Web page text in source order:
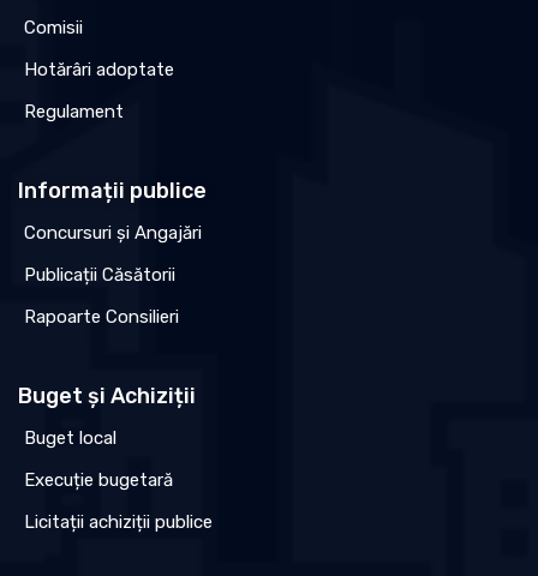
Comisii
Hotărâri adoptate
Regulament
Informații publice
Concursuri și Angajări
Publicații Căsătorii
Rapoarte Consilieri
Buget și Achiziții
Buget local
Execuție bugetară
Licitații achiziții publice